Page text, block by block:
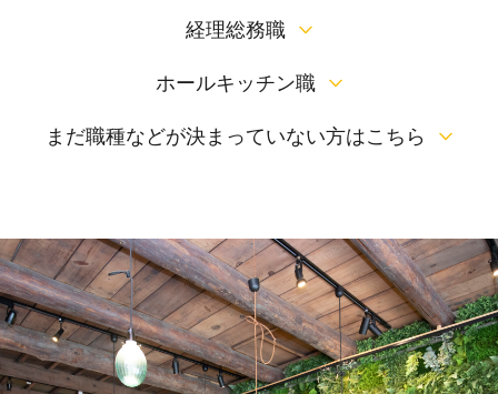
経理総務職
ホールキッチン職
まだ職種などが決まっていない方はこちら